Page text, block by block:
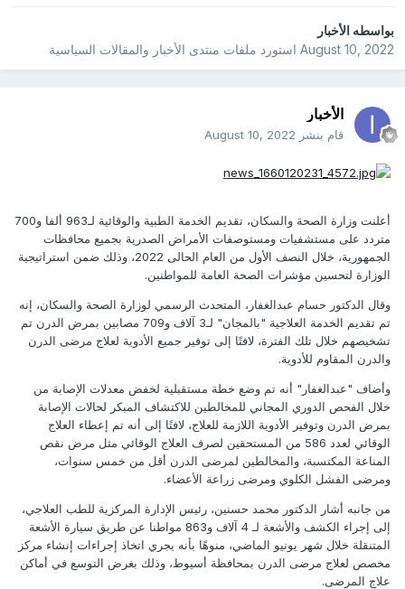
بواسطهالأخبار
August 10, 2022استورد ملفات منتدى الأخبار والمقالات السياسية
الأخبار
قام بنشر August 10, 2022
أعلنت وزارة الصحة والسكان، تقديم الخدمة الطبية والوقائية لـ963 ألفا و700
متردد على مستشفيات ومستوصفات الأمراض الصدرية بجميع محافظات
الجمهورية، خلال النصف الأول من العام الحالى 2022، وذلك ضمن استراتيجية
الوزارة لتحسين مؤشرات الصحة العامة للمواطنين.
وقال الدكتور حسام عبدالغفار، المتحدث الرسمي لوزارة الصحة والسكان، إنه
تم تقديم الخدمة العلاجية "بالمجان" لـ3 آلاف و709 مصابين بمرض الدرن تم
تشخيصهم خلال تلك الفترة، لافتًا إلى توفير جميع الأدوية لعلاج مرضى الدرن
والدرن المقاوم للأدوية.
وأضاف "عبدالغفار" أنه تم وضع خطة مستقبلية لخفض معدلات الإصابة من
خلال الفحص الدوري المجاني للمخالطين للاكتشاف المبكر لحالات الإصابة
بمرض الدرن وتوفير الأدوية اللازمة للعلاج، لافتًا إلى أنه تم إعطاء العلاج
الوقائي لعدد 586 من المستحقين لصرف العلاج الوقائي مثل مرض نقص
المناعة المكتسبة، والمخالطين لمرضى الدرن أقل من خمس سنوات،
ومرضى الفشل الكلوي ومرضى زراعة الأعضاء.
من جانبه أشار الدكتور محمد حسنين، رئيس الإدارة المركزية للطب العلاجي،
إلى إجراء الكشف والأشعة لـ 4 آلاف و863 مواطنا عن طريق سيارة الأشعة
المتنقلة خلال شهر يونيو الماضي، منوهًا بأنه يجري اتخاذ إجراءات إنشاء مركز
مخصص لعلاج مرضى الدرن بمحافظة أسيوط، وذلك بغرض التوسع في أماكن
علاج المرضى.